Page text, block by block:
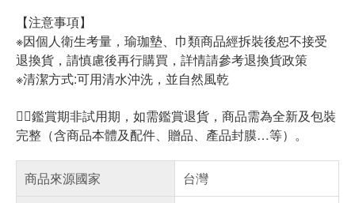
【注意事項】
※因個人衛生考量，瑜珈墊、巾類商品經拆裝後恕不接受
退換貨，請慎慮後再行購買，詳情請參考退換貨政策
※清潔方式:可用清水沖洗，並自然風乾
🙋‍♂️鑑賞期非試用期，如需鑑賞退貨，商品需為全新及包裝
完整（含商品本體及配件、贈品、產品封膜…等）。
商品來源國家
台灣